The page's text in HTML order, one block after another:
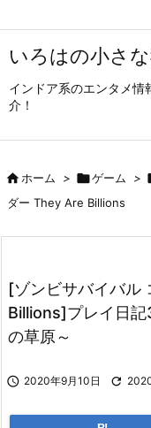
いろはの小さ
インドア系のエンタメ情
介！
ホーム > ゲーム >
ダー They Are Billions
[ゾンビサバイバル
Billions]プレイ日記
の草原～
 2020年9月10日 